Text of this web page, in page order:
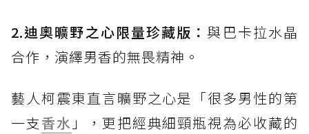
2.迪奧曠野之心限量珍藏版： 與巴卡拉水晶
合作，演繹男香的無畏精神。
藝人柯震東直言曠野之心是「很多男性的第
一支香水 」，更把經典細頸瓶視為必收藏的